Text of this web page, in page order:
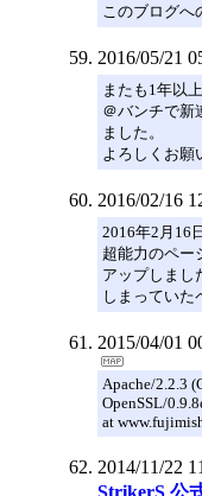
このブログへ
2016/05/21
またも1年以
＠バンチで新
ました。
よろしくお願
2016/02/16
2016年2月16日
超能力のペー
アップしまし
しまっていた
2015/04/01
Apache/2.2.3
OpenSSL/
at
2014/11/22
StrikerS 公